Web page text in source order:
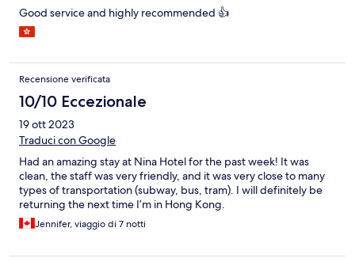
Good service and highly recommended 👍
Recensione verificata
10/10 Eccezionale
19 ott 2023
Traduci con Google
Had an amazing stay at Nina Hotel for the past week! It was
clean, the staff was very friendly, and it was very close to many
types of transportation (subway, bus, tram). I will definitely be
returning the next time I’m in Hong Kong.
Jennifer, viaggio di 7 notti